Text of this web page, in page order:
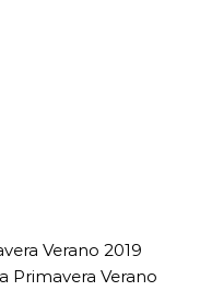
Verano 2019
Primavera Verano